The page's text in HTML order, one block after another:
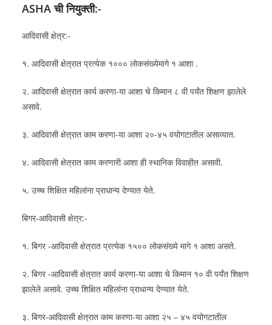
ASHA ची नियुक्ती:-
आदिवासी क्षेत्र:-
१. आदिवासी क्षेत्रात प्रत्येक १००० लोकसंख्येमागे १ आशा .
२. आदिवासी क्षेत्रात कार्य करणा-या आशा चे किमान ८ वी पर्यंत शिक्षण झालेले
असावे.
३. आदिवासी क्षेत्रात काम करणा-या आशा २०-४५ वयोगटातील असाव्यात.
४. आदिवासी क्षेत्रात काम करणारी आशा ही स्थानिक विवाहीत असावी.
५. उच्च शिक्षित महिलांना प्राधान्य देण्यात येते.
बिगर-आदिवासी क्षेत्र:-
१. बिगर -आदिवासी क्षेत्रात प्रत्येक १५०० लोकसंख्ये मागे १ आशा असते.
२. बिगर -आदिवासी क्षेत्रात कार्य करणा-या आशा चे किमान १० वी पर्यंत शिक्षण
झालेले असावे. उच्च शिक्षित महिलांना प्राधान्य देण्यात येते.
३. बिगर-आदिवासी क्षेत्रात काम करणा-या आशा २५ – ४५ वयोगटातील